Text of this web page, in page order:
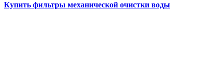
Купить фильтры механической очистки воды